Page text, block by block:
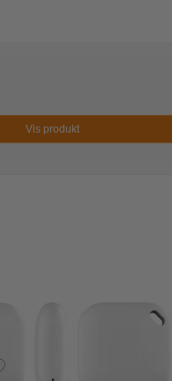
Vis produkt